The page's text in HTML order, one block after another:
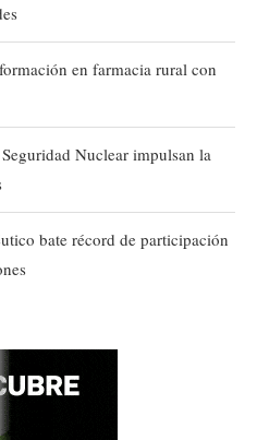
en farmacia rural con
Nuclear impulsan la
bate récord de participación